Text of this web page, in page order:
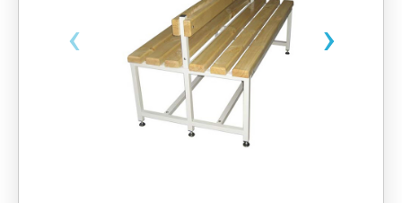
МЕТАЛЛИЧЕСКИЕ СТЕЛЛАЖИ
ПРОИЗВОДСТВЕННАЯ МЕБЕЛЬ
‹ ›